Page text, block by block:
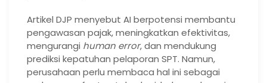
Artikel DJP menyebut AI berpotensi membantu
pengawasan pajak, meningkatkan efektivitas,
mengurangi human error, dan mendukung
prediksi kepatuhan pelaporan SPT. Namun,
perusahaan perlu membaca hal ini sebagai